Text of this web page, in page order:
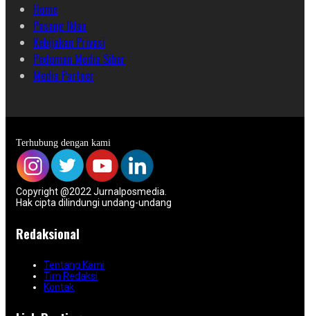
Home
Pasang Iklan
Kebijakan Privasi
Pedoman Media Siber
Media Partner
Terhubung dengan kami
Copyright @2022 Jurnalposmedia.
Hak cipta dilindungi undang-undang
Redaksional
Tentang Kami
Tim Redaksi
Kontak